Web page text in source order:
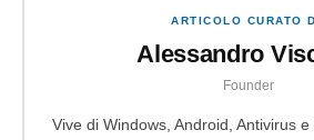
ARTICOLO CURATO
Alessandro
Founder
Vive di Windows, Android, Antivirus